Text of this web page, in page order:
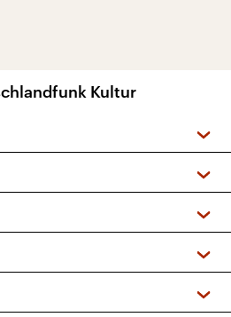
Kultur
Podcasts
+ DAB+)